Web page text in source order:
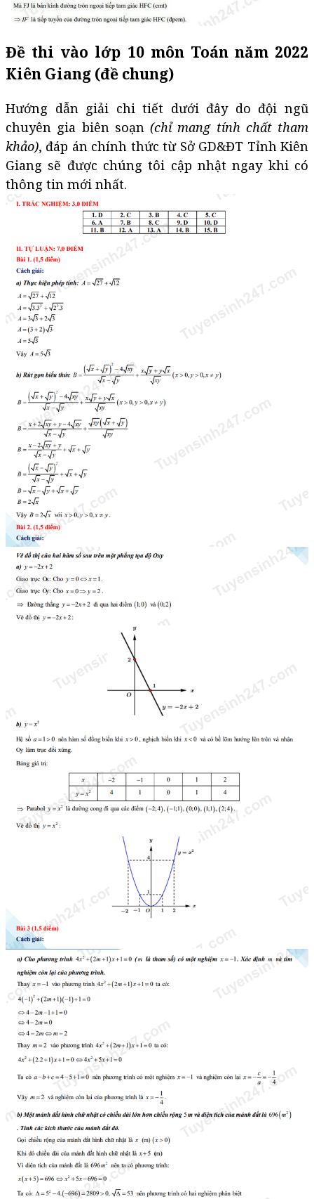
Đề thi vào lớp 10 môn Toán năm 2022
Kiên Giang (đề chung)
Hướng dẫn giải chi tiết dưới đây do đội ngũ
chuyên gia biên soạn (chỉ mang tính chất tham
khảo), đáp án chính thức từ Sở GD&ĐT Tỉnh Kiên
Giang sẽ được chúng tôi cập nhật ngay khi có
thông tin mới nhất.